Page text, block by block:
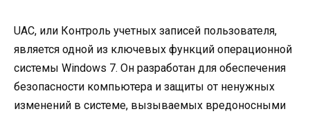
UAC, или Контроль учетных записей пользователя,
является одной из ключевых функций операционной
системы Windows 7. Он разработан для обеспечения
безопасности компьютера и защиты от ненужных
изменений в системе, вызываемых вредоносными